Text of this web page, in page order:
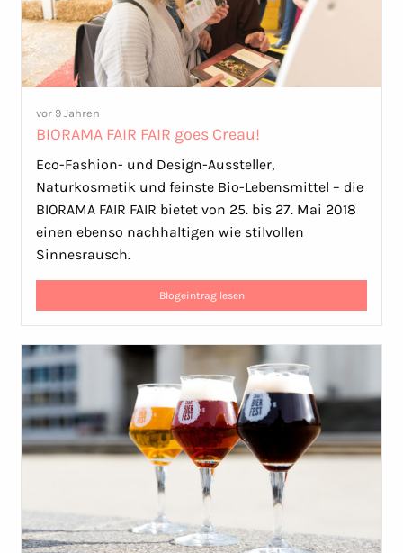
vor 9 Jahren
BIORAMA FAIR FAIR goes Creau!
Eco-Fashion- und Design-Aussteller,
Naturkosmetik und feinste Bio-Lebensmittel – die
BIORAMA FAIR FAIR bietet von 25. bis 27. Mai 2018
einen ebenso nachhaltigen wie stilvollen
Sinnesrausch.
Blogeintrag lesen